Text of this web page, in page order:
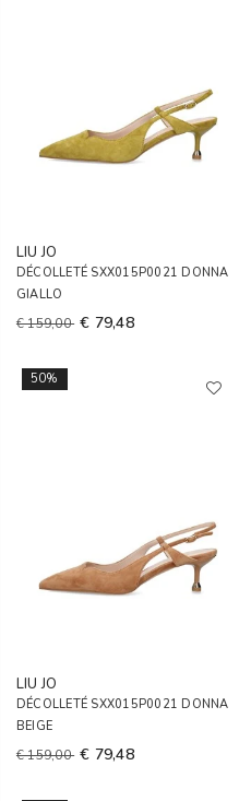
LIU JO
DÉCOLLETÉ SXX015P0021 DONNA
GIALLO
€ 159,00 € 79,48
50%
LIU JO
DÉCOLLETÉ SXX015P0021 DONNA
BEIGE
€ 159,00 € 79,48